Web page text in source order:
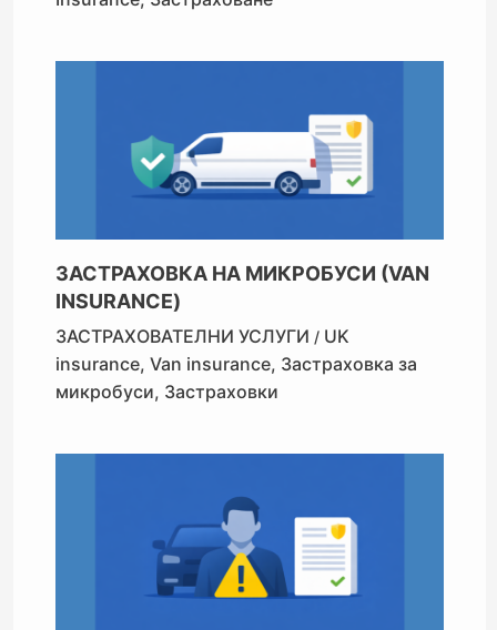
ЗАСТРАХОВКА НА МИКРОБУСИ (VAN
INSURANCE)
ЗАСТРАХОВАТЕЛНИ УСЛУГИ / UK
insurance,Van insurance, Застраховка за
микробуси, Застраховки